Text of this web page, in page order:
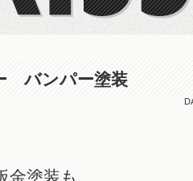
バンパー塗装
金塗装も